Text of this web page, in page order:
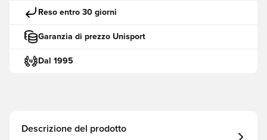
Reso entro 30 giorni
Garanzia di prezzo Unisport
Dal 1995
Descrizione del prodotto